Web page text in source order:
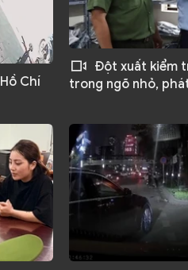
Chí
Đột xuất kiểm
trong ngõ nhỏ,